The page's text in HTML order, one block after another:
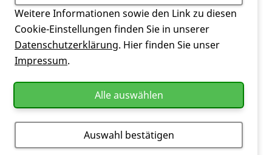
Bedürfnissen des Betroffenen passen, der ihn
benutzt. Der Betroffene
muss diesen sicher und
ohne große Anstrengung benutzen können, er soll
Halt geben und bequem sein. Für die Angehörigen
und Betreuer sollte der Stuhl gut zu Händeln sein.
Rollstühle sind ein wichtigesHilfsmittel
mehr laufen können. Rollstühle finden Sie im
Hilfsmittelverzeichnis der Krankenkassen unter den
Weitere Informationen sowie den Link zu diesen
Cookie-Einstellungen finden Sie in unserer
Datenschutzerklärung. Hier finden Sie unser
Impressum.
Alle auswählen
Auswahl bestätigen